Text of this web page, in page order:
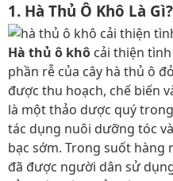
1. Hà Thủ Ô Khô Là Gì?
Hà thủ ô khô cải thiện
phần rễ của cây hà thủ ô
được thu hoạch, chế biến
là một thảo dược quý
tác dụng nuôi dưỡng tóc
bạc sớm. Trong suốt hàng
đã được người dân sử